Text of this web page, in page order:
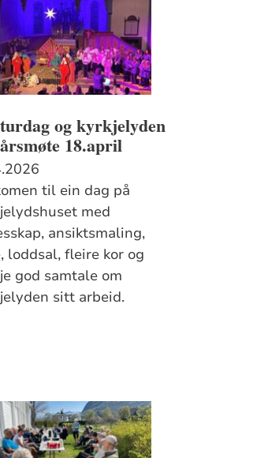
og kyrkjelyden
18.april
til ein dag på
med
ansiktsmaling,
loddsal, fleire kor og
god samtale om
sitt arbeid.